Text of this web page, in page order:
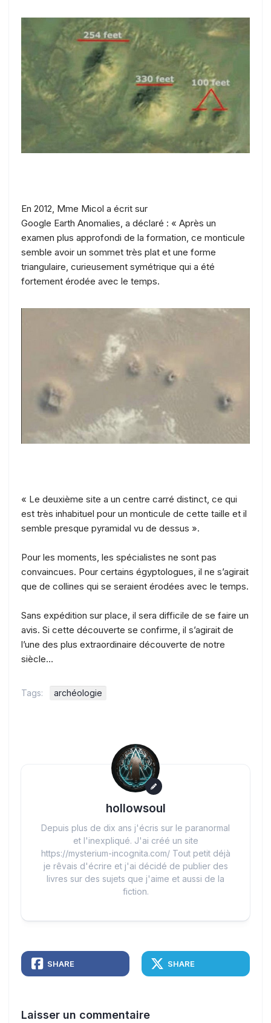
En 2012, Mme Micol a écrit sur
Google Earth Anomalies, a déclaré : « Après un
examen plus approfondi de la formation, ce monticule
semble avoir un sommet très plat et une forme
triangulaire, curieusement symétrique qui a été
fortement érodée avec le temps.
« Le deuxième site a un centre carré distinct, ce qui
est très inhabituel pour un monticule de cette taille et il
semble presque pyramidal vu de dessus ».
Pour les moments, les spécialistes ne sont pas
convaincues. Pour certains égyptologues, il ne s’agirait
que de collines qui se seraient érodées avec le temps.
Sans expédition sur place, il sera difficile de se faire un
avis. Si cette découverte se confirme, il s’agirait de
l’une des plus extraordinaire découverte de notre
siècle…
Tags: archéologie
hollowsoul
Depuis plus de dix ans j'écris sur le paranormal
et l'inexpliqué. J'ai créé un site
https://mysterium-incognita.com/ Tout petit déjà
je rêvais d'écrire et j'ai décidé de publier des
livres sur des sujets que j'aime et aussi de la
fiction.
SHARE SHARE
Laisser un commentaire